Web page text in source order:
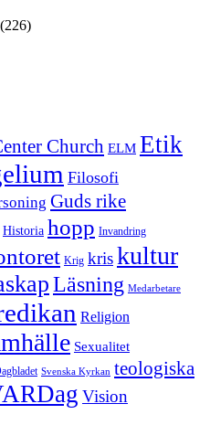
(226)
Church ELM Etik
Filosofi
Guds rike
Historia hopp Invandring
Krig kriskultur
Läsning Medarbetare
Religion
Sexualitet
Svenska Kyrkan teologiska
Vision